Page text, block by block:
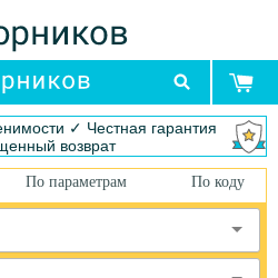
✓ Честная гарантия
возврат
По параметрам По коду